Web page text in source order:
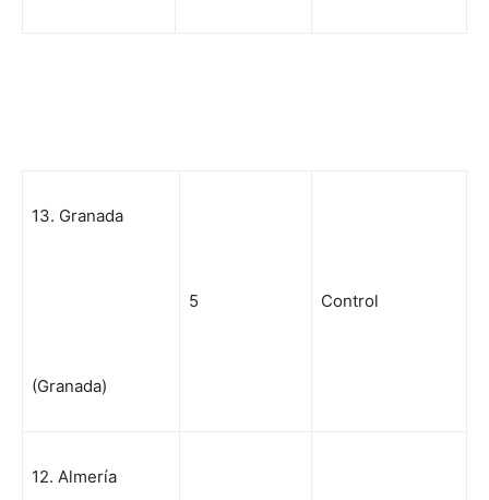
13. Granada
(Granada)
5 Control
12. Almería